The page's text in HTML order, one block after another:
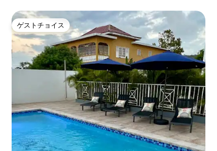
ゲストチョイス
ゲストチョイス